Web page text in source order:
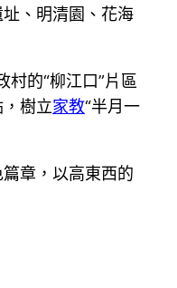
、明清園、花海
村的“柳江口”片區
樹立家教“半月一
章，以高東西的